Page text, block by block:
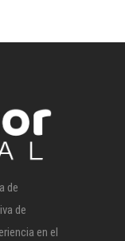
de
de
en el